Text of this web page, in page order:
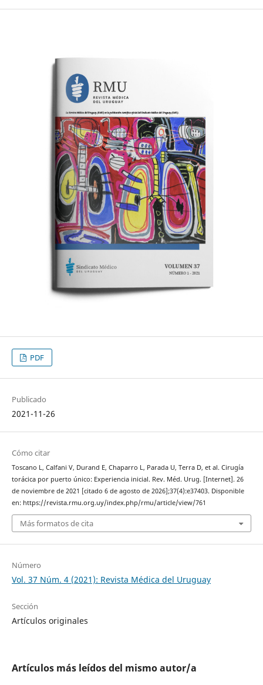
PDF
Publicado
2021-11-26
Cómo citar
Toscano L, Calfani V, Durand E, Chaparro L, Parada U, Terra D, et al. Cirugía
torácica por puerto único: Experiencia inicial. Rev. Méd. Urug. [Internet]. 26
de noviembre de 2021 [citado 6 de agosto de 2026];37(4):e37403. Disponible
en: https://revista.rmu.org.uy/index.php/rmu/article/view/761
Más formatos de cita
Número
Vol. 37 Núm. 4 (2021): Revista Médica del Uruguay
Sección
Artículos originales
Artículos más leídos del mismo autor/a